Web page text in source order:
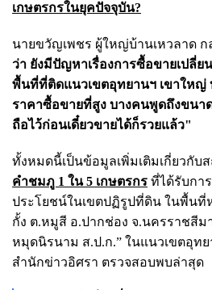
เกษตรกรในยุคปัจจุบัน?
นายขวัญเพชร ผู้ใหญ่บ้านเหวลาด ก
ว่า ยังมีปัญหาเรื่องการซื้อขายเปลี่ย
พื้นที่ที่ติดแนวเขตอุทยานฯ เขาใหญ่
ราคาซื้อขายที่สูง บางคนพูดถึงขนาด
ถือไว้ก่อนเดี๋ยวขายได้ก็รวยแล้ว"
ทั้งหมดนี้เป็นข้อมูลเพิ่มเติมเกี่ยวกับ
คำชมภู 1 ใน 5 เกษตรกร ที่ได้รับกา
ประโยชน์ในเขตปฏิรูปที่ดิน ในพื้นที่
กั้ง ต.หมูสี อ.ปากช่อง จ.นครราชสีม
หมุดนิรนาม ส.ป.ก.” ในแนวเขตอุท
สำนักข่าวอิศรา ตรวจสอบพบล่าสุด